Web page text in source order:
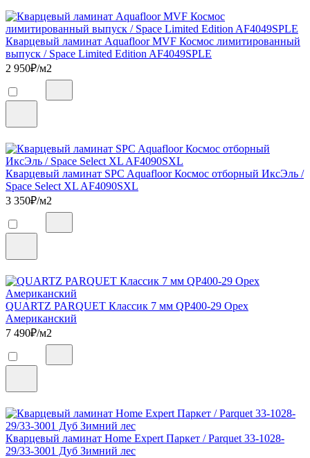
Кварцевый ламинат Aquafloor MVF Космос лимитированный
выпуск / Space Limited Edition AF4049SPLE
2 950₽/м2
Кварцевый ламинат SPC Aquafloor Космос отборный ИксЭль /
Space Select XL AF4090SXL
3 350₽/м2
QUARTZ PARQUET Классик 7 мм QP400-29 Орех
Американский
7 490₽/м2
Кварцевый ламинат Home Expert Паркет / Parquet 33-1028-
29/33-3001 Дуб Зимний лес